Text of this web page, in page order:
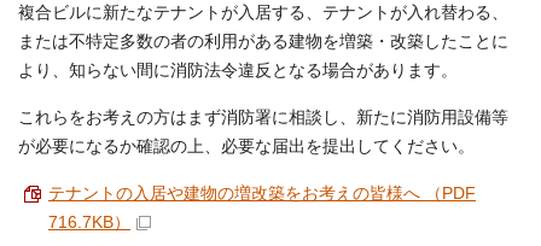
複合ビルに新たなテナントが入居する、テナントが入れ替わる、
または不特定多数の者の利用がある建物を増築・改築したことに
より、知らない間に消防法令違反となる場合があります。
これらをお考えの方はまず消防署に相談し、新たに消防用設備等
が必要になるか確認の上、必要な届出を提出してください。
テナントの入居や建物の増改築をお考えの皆様へ （PDF
716.7KB）